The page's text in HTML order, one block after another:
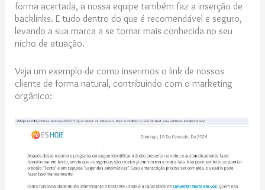
forma acertada, a nossa equipe também faz a inserção de
backlinks. E tudo dentro do que é recomendável e seguro,
levando a sua marca a se tornar mais conhecida no seu
nicho de atuação.
Veja um exemplo de como inserimos o link de nossos
cliente de forma natural, contribuindo com o marketing
orgânico: